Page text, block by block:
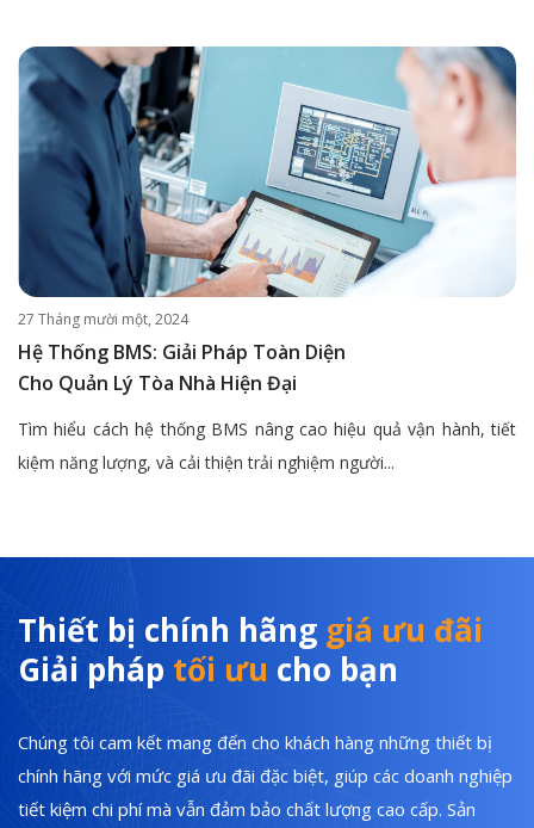
27 Tháng mười một, 2024
Hệ Thống BMS: Giải Pháp Toàn Diện
Cho Quản Lý Tòa Nhà Hiện Đại
Tìm hiểu cách hệ thống BMS nâng cao hiệu quả vận hành, tiết
kiệm năng lượng, và cải thiện trải nghiệm người...
Thiết bị chính hãng giá ưu đãi
Giải pháp tối ưu cho bạn
Chúng tôi cam kết mang đến cho khách hàng những thiết bị
chính hãng với mức giá ưu đãi đặc biệt, giúp các doanh nghiệp
tiết kiệm chi phí mà vẫn đảm bảo chất lượng cao cấp. Sản